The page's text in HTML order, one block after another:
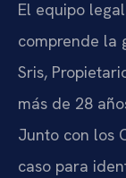
El equipo legal
comprende la
Sris,
más de 28
Junto con los
caso para